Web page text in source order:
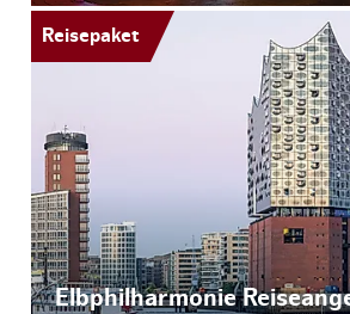
Elbphilharmonie
Reisepaket